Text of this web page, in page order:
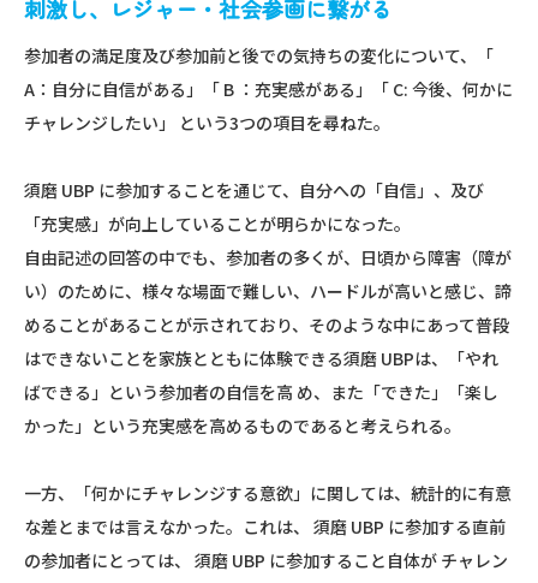
刺激し、レジャー・社会参画に繋がる
参加者の満足度及び参加前と後での気持ちの変化について、「
A：自分に自信がある」「 B ：充実感がある」「 C: 今後、何かに
チャレンジしたい」 という3つの項目を尋ねた。
須磨 UBP に参加することを通じて、自分への「自信」、及び
「充実感」が向上していることが明らかになった。
自由記述の回答の中でも、参加者の多くが、日頃から障害（障が
い）のために、様々な場面で難しい、ハードルが高いと感じ、諦
めることがあることが示されており、そのような中にあって普段
はできないことを家族とともに体験できる須磨 UBPは、「やれ
ばできる」という参加者の自信を高 め、また「できた」「楽し
かった」という充実感を高めるものであると考えられる。
一方、「何かにチャレンジする意欲」に関しては、統計的に有意
な差とまでは言えなかった。これは、 須磨 UBP に参加する直前
の参加者にとっては、 須磨 UBP に参加すること自体が チャレン